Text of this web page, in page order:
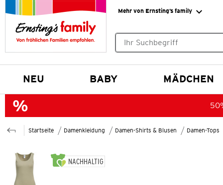
Mehr von Ernsting’s family
NEU BABY MÄDCHEN
Startseite Damenkleidung Damen-Shirts & Blusen Damen-Tops
NACHHALTIG